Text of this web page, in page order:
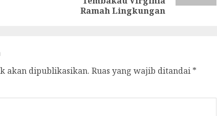
Ramah Lingkungan
akan dipublikasikan. Ruas yang wajib ditandai *